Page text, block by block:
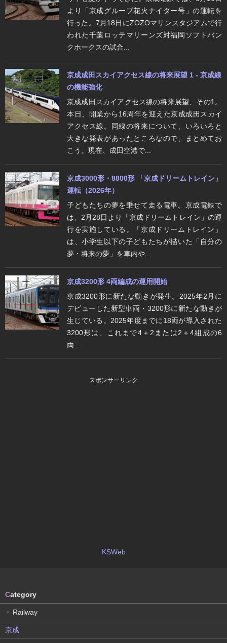
より「京成グループ花火ナイター号」の運転を
行った。7月18日にZOZOマリンスタジアムで行
われた千葉ロッテマリーンズ対福岡ソフトバン
クホークスの試合...
京成成田スカイアクセス線の将来展望 1 - 京成線
の機能強化
京成成田スカイアクセス線の将来展望、その1。
本日、開業から16周年を迎えた京成成田スカイ
アクセス線。同線の将来について、いろいろと
大きな発表があったところなので、まとめてお
こう。現在、成田空港で...
京成3000形・8800形 「京成ドリームトレイン」
運転（2026年）
子どもたちの夢を乗せて走る電車。京成電鉄で
は、2月28日より「京成ドリームトレイン」の運
行を実施している。「京成ドリームトレイン」
は、小学生以下の子どもたちが描いた「自分の
夢・将来の夢」を車内や...
京成3200形 4両編成の運用開始
京成3200形に新たな動きが発生。2025年2月に
デビューした新型車両・3200形に新たな動きが
生じている。2025年度までに18両が導入された
3200形は、これまで4＋2または2＋4組成の6
両...
スポンサーリンク
KSWeb
Category
▼ Railway
京成